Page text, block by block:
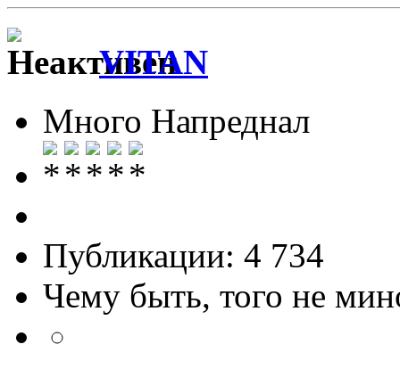
VITAN
Много Напреднал
Публикации: 4 734
Чему быть, того не